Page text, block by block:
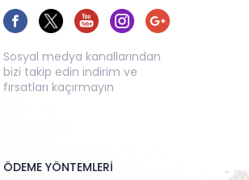
Sosyal medya kanallarından
bizi takip edin indirim ve
fırsatları kaçırmayın
ÖDEME YÖNTEMLERİ